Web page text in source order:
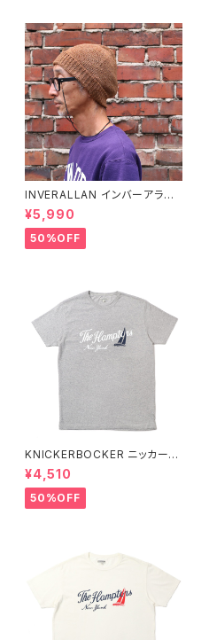
INVERALLAN インバーアラン 1
00%ピュアウール ニットキャッ
プ 全8色
¥5,990
50%OFF
KNICKERBOCKER ニッカーボ
ッカー HEATHER GREY ハン
プトン Tシャツ
¥4,510
50%OFF